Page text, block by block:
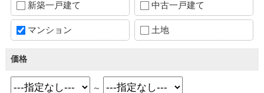
新築一戸建て 中古一戸建て
マンション 土地
価格
～